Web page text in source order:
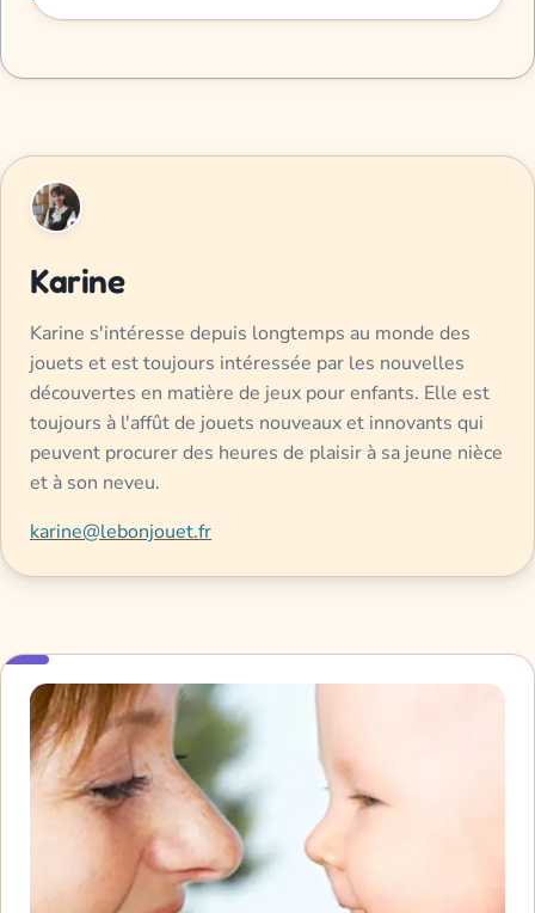
Karine
Karine s'intéresse depuis longtemps au monde des
jouets et est toujours intéressée par les nouvelles
découvertes en matière de jeux pour enfants. Elle est
toujours à l'affût de jouets nouveaux et innovants qui
peuvent procurer des heures de plaisir à sa jeune nièce
et à son neveu.
karine@lebonjouet.fr